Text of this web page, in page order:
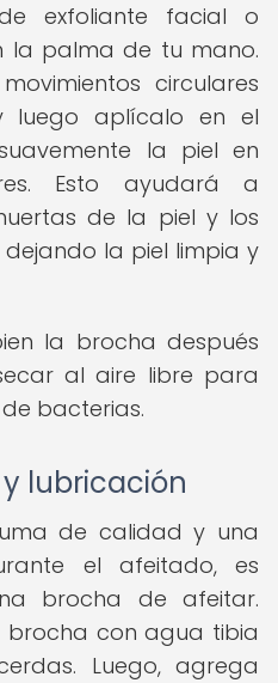
exfoliante facial o
la palma de tu mano.
circulares
luego aplícalo en el
la piel en
Esto ayudará a
de la piel y los
la piel limpia y
la brocha después
al aire libre para
bacterias.
lubricación
de calidad y una
el afeitado, es
brocha de afeitar.
brocha con agua tibia
Luego, agrega